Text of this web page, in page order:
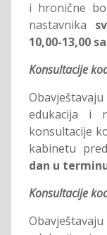
i hronične
nastavnika
10,00-13,00
Konsultacije
edukacija i
konsultacije
kabinetu
dan u
Konsultacije